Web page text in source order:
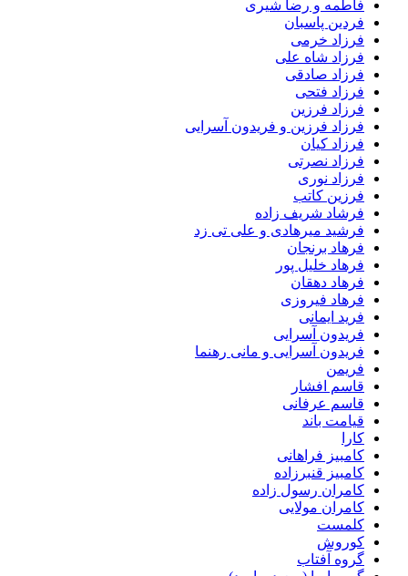
فاطمه و رضا شیری
فردین پاسبان
فرزاد خرمی
فرزاد شاه علی
فرزاد صادقى
فرزاد فتحی
فرزاد فرزین
فرزاد فرزین و فریدون آسرایی
فرزاد کیان
فرزاد نصرتی
فرزاد نوری
فرزین کاتب
فرشاد شریف زاده
فرشید میرهادی و علی تی زد
فرهاد برنجان
فرهاد خلیل پور
فرهاد دهقان
فرهاد فیروزی
فرید ایمانی
فریدون آسرایی
فریدون آسرایی و مانی رهنما
فریمن
قاسم افشار
قاسم عرفانی
قیامت باند
کارا
کامبیز فراهانی
کامبیز قنبرزاده
کامران رسول زاده
کامران مولایی
کلمست
کوروش
گروه آفتاب